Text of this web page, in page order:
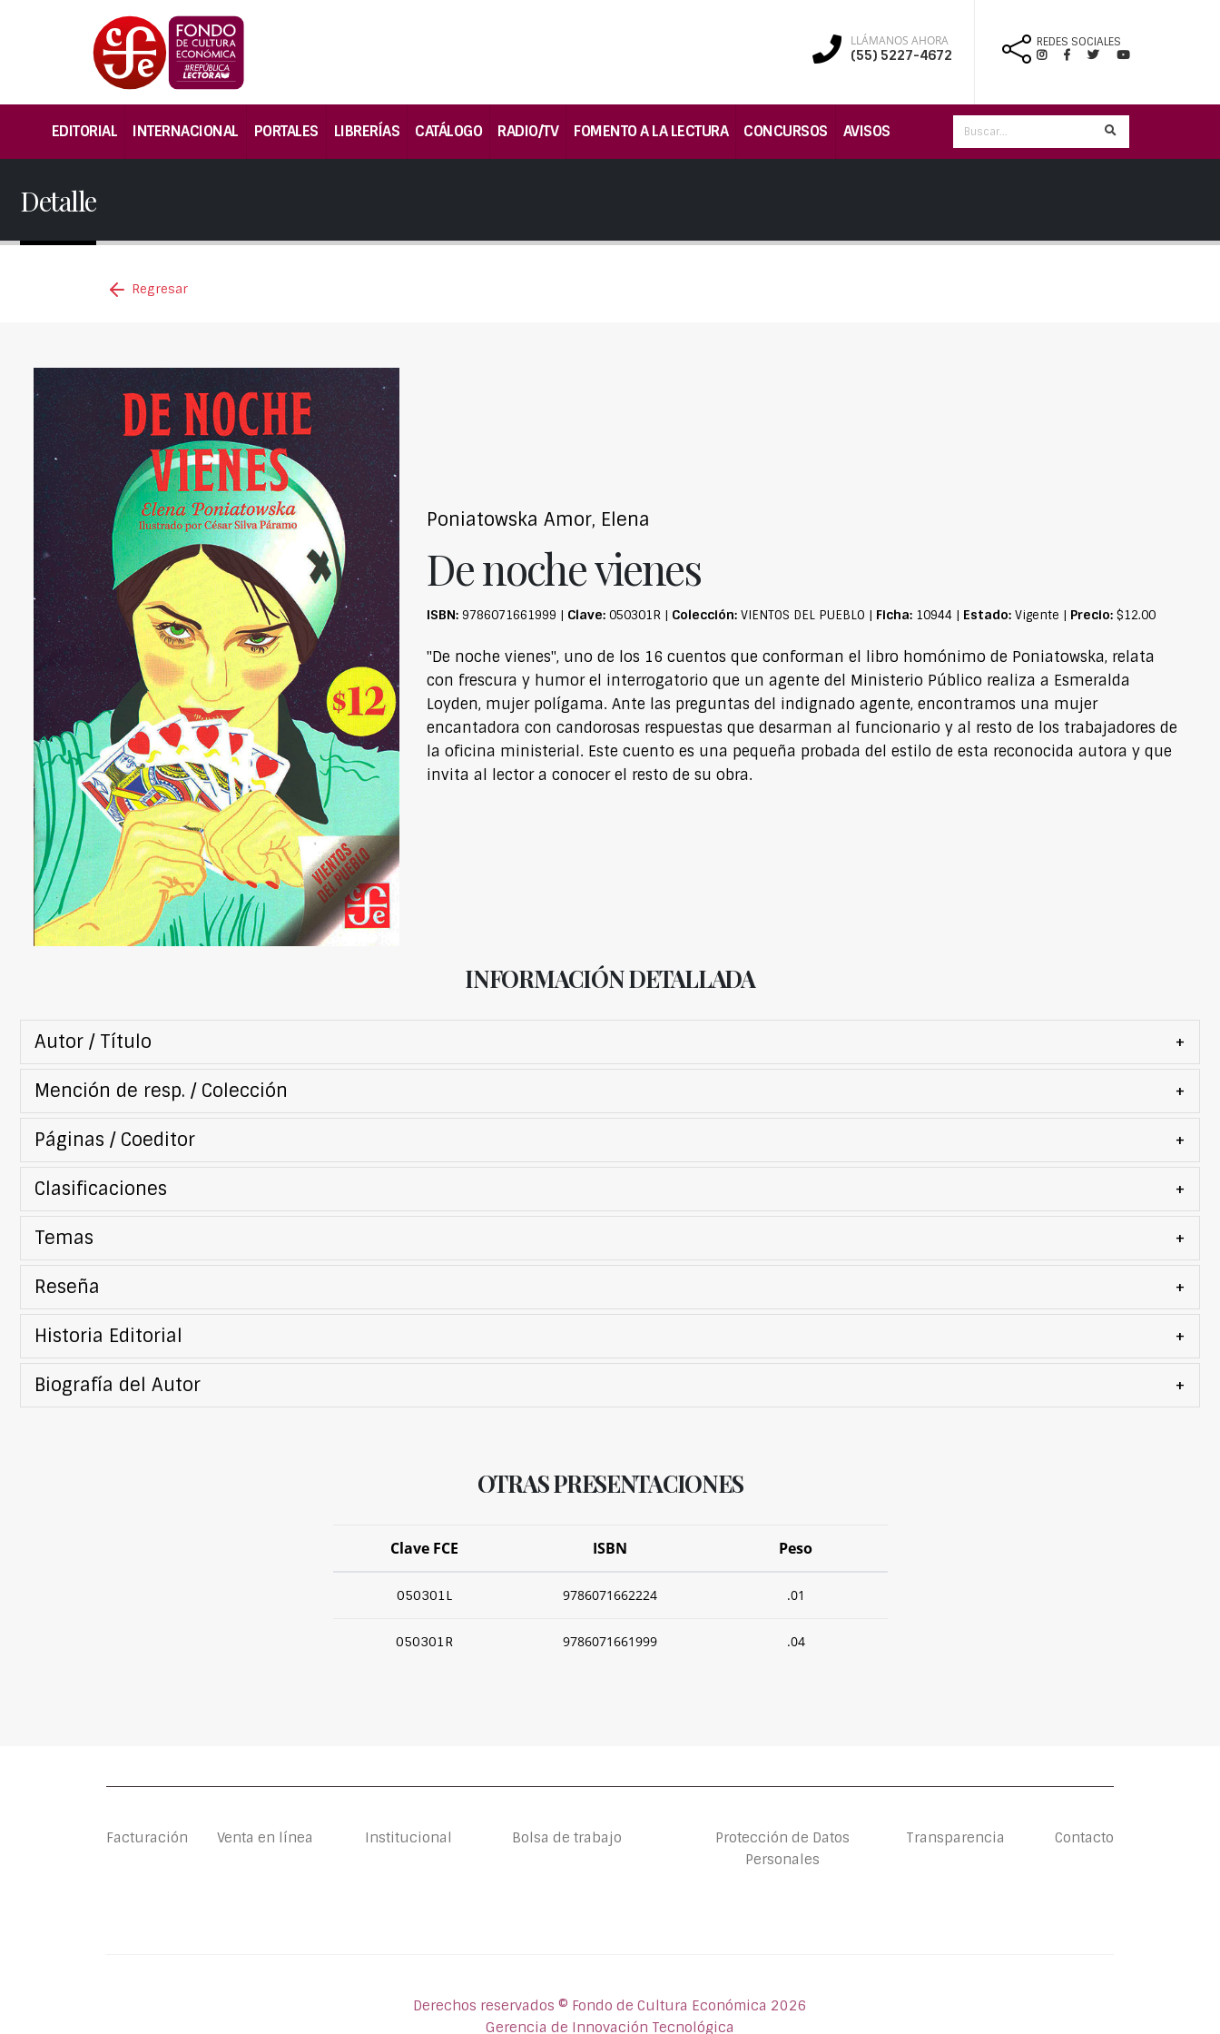
LLÁMANOS AHORA
(55) 5227-4672
REDES SOCIALES
EDITORIAL INTERNACIONAL PORTALES LIBRERÍAS CATÁLOGO RADIO/TV FOMENTO A LA LECTURA CONCURSOS AVISOS
Detalle
Regresar
Poniatowska Amor, Elena
De noche vienes
ISBN: 9786071661999 | Clave: 050301R | Colección: VIENTOS DEL PUEBLO | Ficha: 10944 | Estado: Vigente | Precio: $12.00
"De noche vienes", uno de los 16 cuentos que conforman el libro homónimo de Poniatowska, relata
con frescura y humor el interrogatorio que un agente del Ministerio Público realiza a Esmeralda
Loyden, mujer polígama. Ante las preguntas del indignado agente, encontramos una mujer
encantadora con candorosas respuestas que desarman al funcionario y al resto de los trabajadores de
la oficina ministerial. Este cuento es una pequeña probada del estilo de esta reconocida autora y que
invita al lector a conocer el resto de su obra.
INFORMACIÓN DETALLADA
Autor / Título +
Mención de resp. / Colección +
Páginas / Coeditor +
Clasificaciones +
Temas +
Reseña +
Historia Editorial +
Biografía del Autor +
OTRAS PRESENTACIONES
Clave FCE ISBN Peso
050301L 9786071662224 .01
050301R 9786071661999 .04
Facturación Venta en línea Institucional Bolsa de trabajo
Protección de Datos
Personales
Transparencia Contacto
Derechos reservados © Fondo de Cultura Económica 2026
Gerencia de Innovación Tecnológica